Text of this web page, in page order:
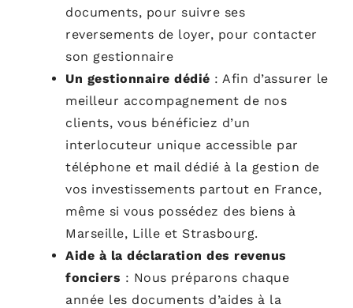
documents, pour suivre ses
reversements de loyer, pour contacter
son gestionnaire
Un gestionnaire dédié : Afin d’assurer le
meilleur accompagnement de nos
clients, vous bénéficiez d’un
interlocuteur unique accessible par
téléphone et mail dédié à la gestion de
vos investissements partout en France,
même si vous possédez des biens à
Marseille, Lille et Strasbourg.
Aide à la déclaration des revenus
fonciers : Nous préparons chaque
année les documents d’aides à la